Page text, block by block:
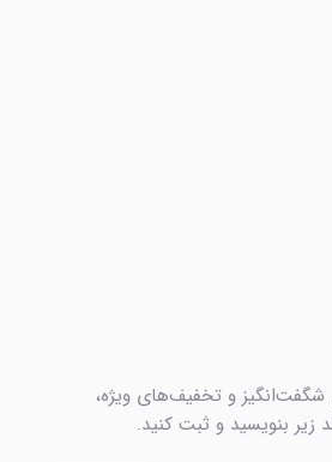
شگفت‌انگیز و تخفیف‌های ویژه،
زیر بنویسید و ثبت کنید.